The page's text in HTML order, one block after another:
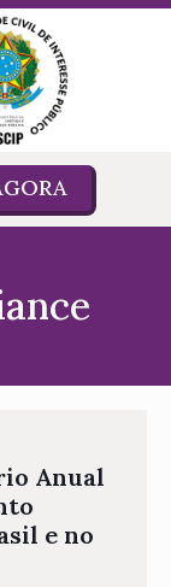
Anual
e no